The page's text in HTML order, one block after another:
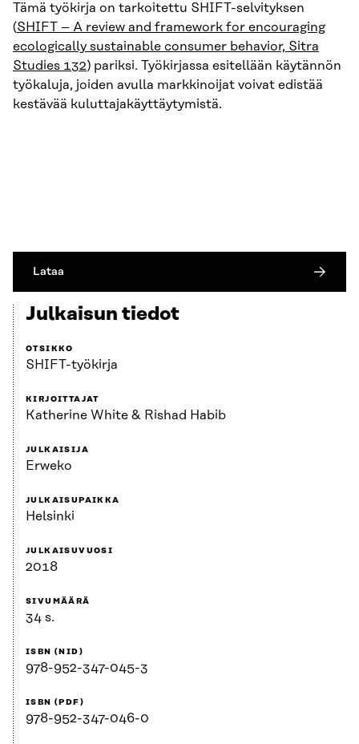
Tämä työkirja on tarkoitettu SHIFT-selvityksen
(SHIFT – A review and framework for encouraging
ecologically sustainable consumer behavior, Sitra
Studies 132) pariksi. Työkirjassa esitellään käytännön
työkaluja, joiden avulla markkinoijat voivat edistää
kestävää kuluttajakäyttäytymistä.
Lataa
Julkaisun tiedot
OTSIKKO
SHIFT-työkirja
KIRJOITTAJAT
Katherine White & Rishad Habib
JULKAISIJA
Erweko
JULKAISUPAIKKA
Helsinki
JULKAISUVUOSI
2018
SIVUMÄÄRÄ
34 s.
ISBN (NID)
978-952-347-045-3
ISBN (PDF)
978-952-347-046-0